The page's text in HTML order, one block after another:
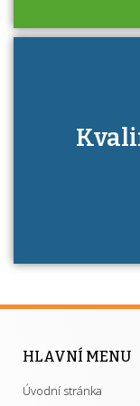
Kdo je to
HLAVNÍ MENU
Úvodní stránka